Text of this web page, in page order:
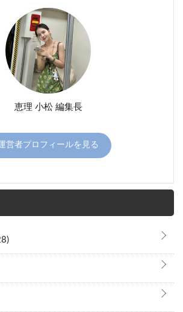
恵理 小松 編集長
営者プロフィールを見る